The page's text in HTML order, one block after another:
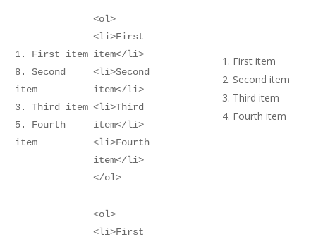
1. First item
8. Second
item
3. Third item
5. Fourth
item
<ol>
<li>First
item</li>
<li>Second
item</li>
<li>Third
item</li>
<li>Fourth
item</li>
</ol>
First item
Second item
Third item
Fourth item
<ol>
<li>First